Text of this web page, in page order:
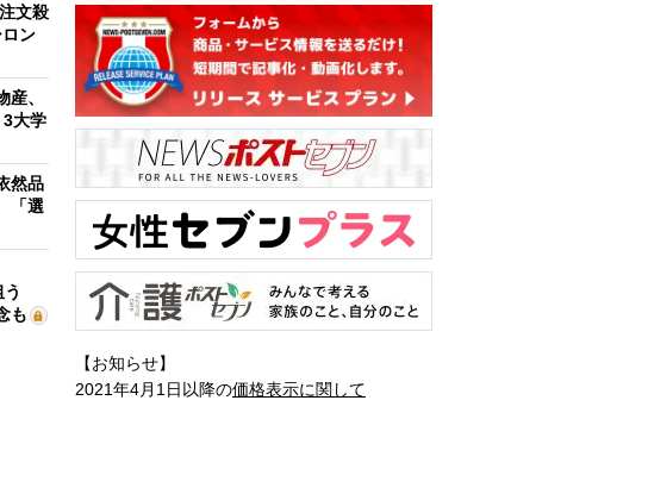
文殺
ン
、
大学
然品
「選
う
も
【お知らせ】
2021年4月1日以降の価格表示に関して